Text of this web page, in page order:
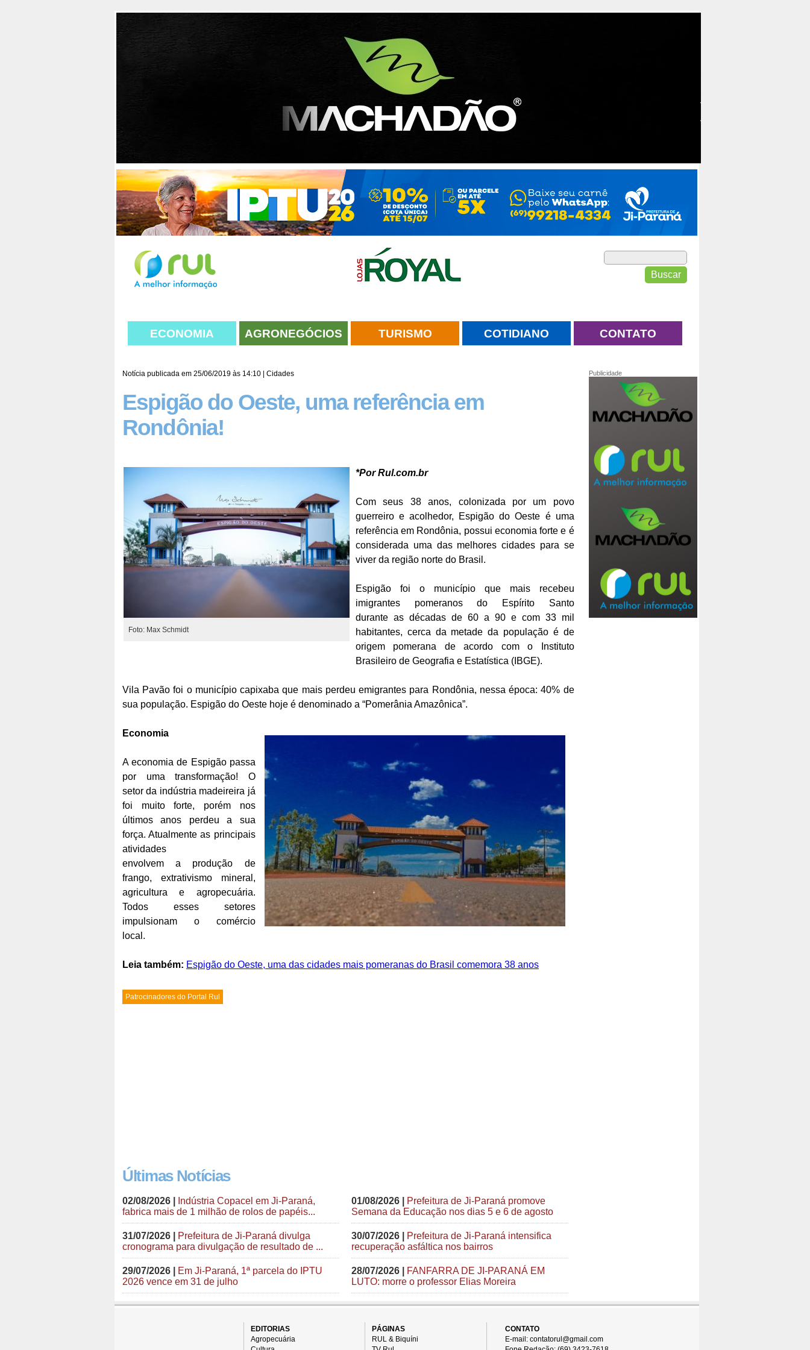
ECONOMIA AGRONEGÓCIOS TURISMO COTIDIANO CONTATO
Notícia publicada em 25/06/2019 às 14:10 | Cidades
Espigão do Oeste, uma referência em
Rondônia!
Foto: Max Schmidt
*Por Rul.com.br
Com seus 38 anos, colonizada por um povo
guerreiro e acolhedor, Espigão do Oeste é uma
referência em Rondônia, possui economia forte e é
considerada uma das melhores cidades para se
viver da região norte do Brasil.
Espigão foi o município que mais recebeu
imigrantes pomeranos do Espírito Santo
durante as décadas de 60 a 90 e com 33 mil
habitantes, cerca da metade da população é de
origem pomerana de acordo com o Instituto
Brasileiro de Geografia e Estatística (IBGE).
Vila Pavão foi o município capixaba que mais perdeu emigrantes para Rondônia, nessa época: 40% de
sua população. Espigão do Oeste hoje é denominado a “Pomerânia Amazônica”.
Economia
A economia de Espigão passa
por uma transformação! O
setor da indústria madeireira já
foi muito forte, porém nos
últimos anos perdeu a sua
força. Atualmente as principais
atividades
envolvem a produção de
frango, extrativismo mineral,
agricultura e agropecuária.
Todos esses setores
impulsionam o comércio
local.
Leia também: Espigão do Oeste, uma das cidades mais pomeranas do Brasil comemora 38 anos
Patrocinadores do Portal Rul
Últimas Notícias
02/08/2026 |
Indústria Copacel em Ji-Paraná,
fabrica mais de 1 milhão de rolos de papéis...
01/08/2026 |
Prefeitura de Ji-Paraná promove
Semana da Educação nos dias 5 e 6 de agosto
31/07/2026 |
Prefeitura de Ji-Paraná divulga
cronograma para divulgação de resultado de ...
30/07/2026 |
Prefeitura de Ji-Paraná intensifica
recuperação asfáltica nos bairros
29/07/2026 |
Em Ji-Paraná, 1ª parcela do IPTU
2026 vence em 31 de julho
28/07/2026 |
FANFARRA DE JI-PARANÁ EM
LUTO: morre o professor Elias Moreira
Publicidade
EDITORIAS
Agropecuária
PÁGINAS
RUL & Biquíni
CONTATO
E-mail: contatorul@gmail.com